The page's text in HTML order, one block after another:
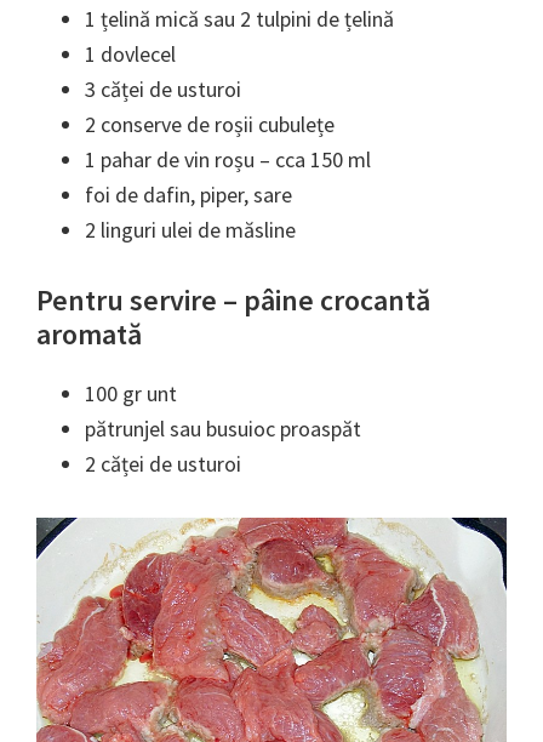
1 țelină mică sau 2 tulpini de țelină
1 dovlecel
3 căței de usturoi
2 conserve de roșii cubulețe
1 pahar de vin roșu – cca 150 ml
foi de dafin, piper, sare
2 linguri ulei de măsline
Pentru servire – pâine crocantă
aromată
100 gr unt
pătrunjel sau busuioc proaspăt
2 căței de usturoi